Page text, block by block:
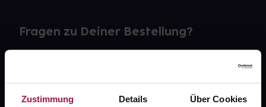
Zustimmung Details Über Cookies
Fragen zu Deiner Bestellung?